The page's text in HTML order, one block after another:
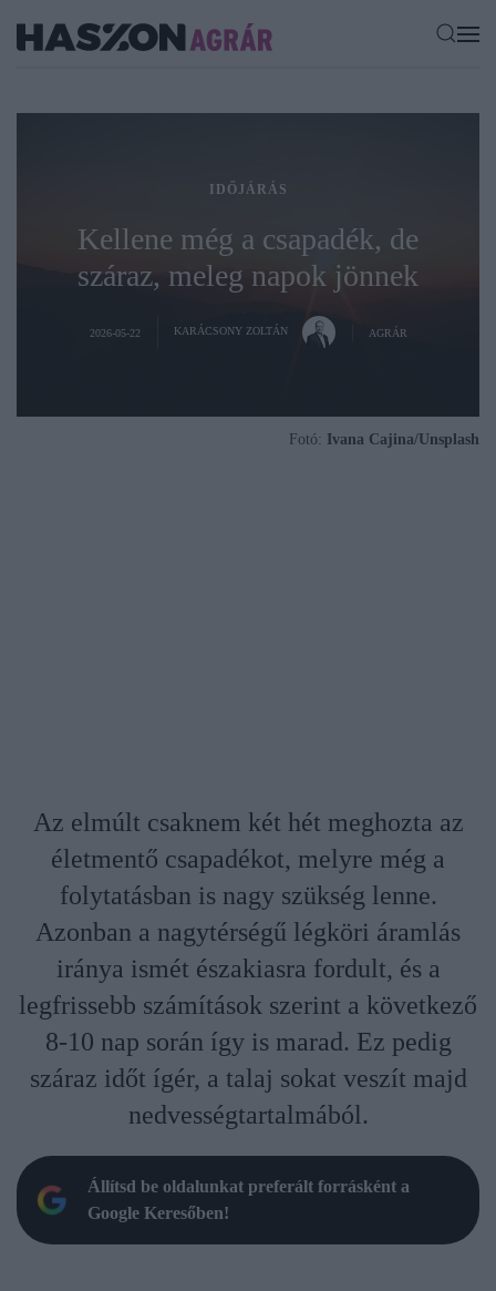
IDŐJÁRÁS
Kellene még a csapadék, de
száraz, meleg napok jönnek
2026-05-22 KARÁCSONY ZOLTÁN AGRÁR
Fotó: Ivana Cajina/Unsplash
Az elmúlt csaknem két hét meghozta az
életmentő csapadékot, melyre még a
folytatásban is nagy szükség lenne.
Azonban a nagytérségű légköri áramlás
iránya ismét északiasra fordult, és a
legfrissebb számítások szerint a következő
8-10 nap során így is marad. Ez pedig
száraz időt ígér, a talaj sokat veszít majd
nedvességtartalmából.
Állítsd be oldalunkat preferált forrásként a
Google Keresőben!